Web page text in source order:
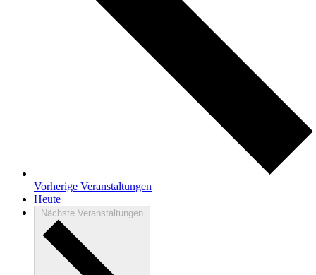
Vorherige Veranstaltungen
Heute
Nächste Veranstaltungen